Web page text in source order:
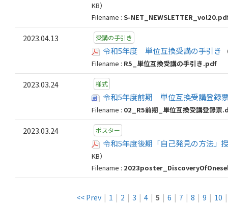
KB）
Filename : S-
2023.04.13 受講の手引き
令和5年度 単位互換受講の手引き
Filename : R5_単位互換受講の手引き.pdf
2023.03.24 様式
令和5年度前期 単位互換受講登録
Filename : 02_R5前期_単位互換受講登録票
2023.03.24 ポスター
令和5年度後期「自己発見の方法」
KB）
Filename :
<< Prev | 1 | 2 | 3 | 4 | 5 | 6 | 7 | 8 | 9 | 10 |